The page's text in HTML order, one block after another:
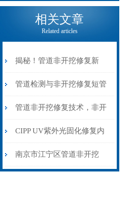
相关文章
Related articles
揭秘！管道非开挖修复新
法，高效无创
管道检测与非开挖修复短管
置换内衬修复
管道非开挖修复技术，非开
挖方式下的创新解决方案
CIPP UV紫外光固化修复内
衬管道非开挖修复优势
南京市江宁区管道非开挖